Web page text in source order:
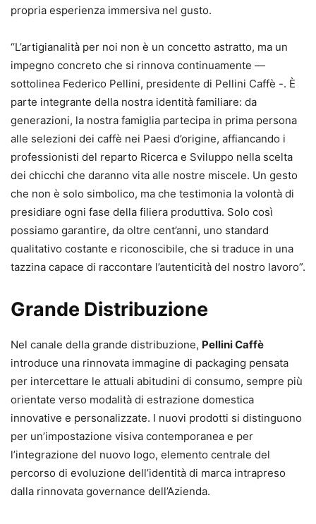
propria esperienza immersiva nel gusto.
“L’artigianalità per noi non è un concetto astratto, ma un
impegno concreto che si rinnova continuamente —
sottolinea Federico Pellini, presidente di Pellini Caffè -. È
parte integrante della nostra identità familiare: da
generazioni, la nostra famiglia partecipa in prima persona
alle selezioni dei caffè nei Paesi d’origine, affiancando i
professionisti del reparto Ricerca e Sviluppo nella scelta
dei chicchi che daranno vita alle nostre miscele. Un gesto
che non è solo simbolico, ma che testimonia la volontà di
presidiare ogni fase della filiera produttiva. Solo così
possiamo garantire, da oltre cent’anni, uno standard
qualitativo costante e riconoscibile, che si traduce in una
tazzina capace di raccontare l’autenticità del nostro lavoro”.
Grande Distribuzione
Nel canale della grande distribuzione, Pellini Caffè
introduce una rinnovata immagine di packaging pensata
per intercettare le attuali abitudini di consumo, sempre più
orientate verso modalità di estrazione domestica
innovative e personalizzate. I nuovi prodotti si distinguono
per un’impostazione visiva contemporanea e per
l’integrazione del nuovo logo, elemento centrale del
percorso di evoluzione dell’identità di marca intrapreso
dalla rinnovata governance dell’Azienda.